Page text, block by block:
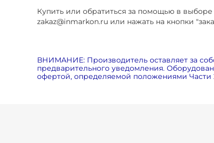
Купить или обратиться за помощью в выборе
zakaz@inmarkon.ru или нажать на кнопки
ВНИМАНИЕ: Производитель оставляет за
предварительного уведомления.
офертой, определяемой положениями Части